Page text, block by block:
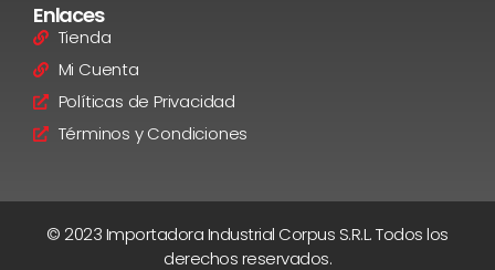
Enlaces
Tienda
Mi Cuenta
Políticas de Privacidad
Términos y Condiciones
© 2023 Importadora Industrial Corpus S.R.L. Todos los
derechos reservados.